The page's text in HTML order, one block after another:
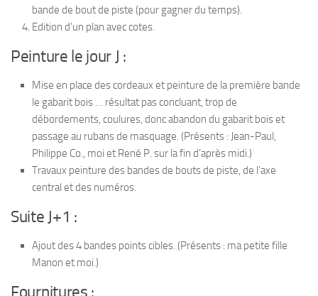
bande de bout de piste (pour gagner du temps).
Edition d’un plan avec cotes.
Peinture le jour J :
Mise en place des cordeaux et peinture de la première bande
le gabarit bois … résultat pas concluant, trop de
débordements, coulures, donc abandon du gabarit bois et
passage au rubans de masquage. (Présents : Jean-Paul,
Philippe Co., moi et René P. sur la fin d’après midi.)
Travaux peinture des bandes de bouts de piste, de l’axe
central et des numéros.
Suite J+1 :
Ajout des 4 bandes points cibles. (Présents : ma petite fille
Manon et moi.)
Fournitures :